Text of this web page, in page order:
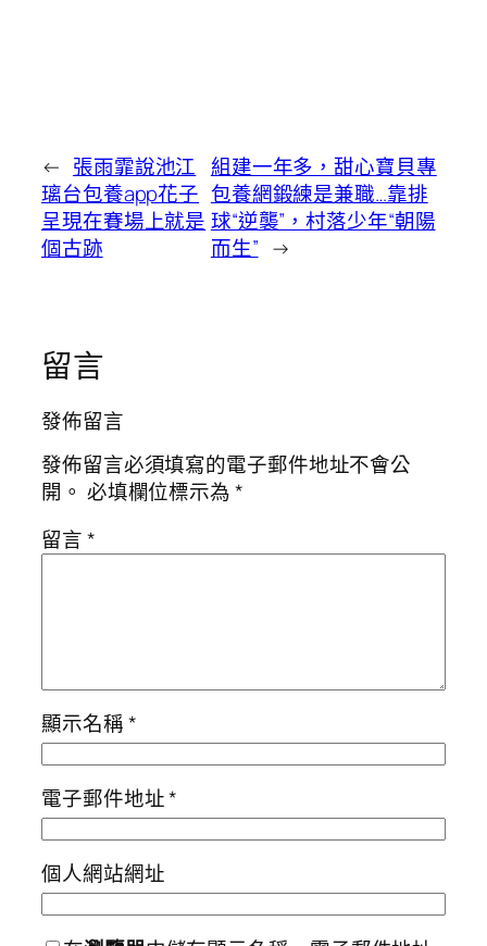
← 張雨霏說池江
璃台包養app花子
呈現在賽場上就是
個古跡
組建一年多，甜心寶貝專
包養網鍛練是兼職…靠排
球“逆襲”，村落少年“朝陽
而生” →
留言
發佈留言
發佈留言必須填寫的電子郵件地址不會公
開。 必填欄位標示為*
留言*
顯示名稱*
電子郵件地址*
個人網站網址